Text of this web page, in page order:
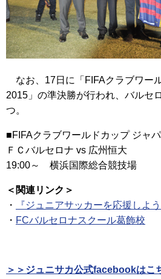
なお、17日に「FIFAクラブワー
2015」の準決勝が行われ、バルセ
つ。
■FIFAクラブワールドカップ ジャ
ＦＣバルセロナ vs 広州恒大
19:00～ 横浜国際総合競技場
＜関連リンク＞
・
『ジュニアサッカーを応援しよう
・ FCバルセロナスクール葛飾校
＞＞ジュニサカ公式facebookはこ